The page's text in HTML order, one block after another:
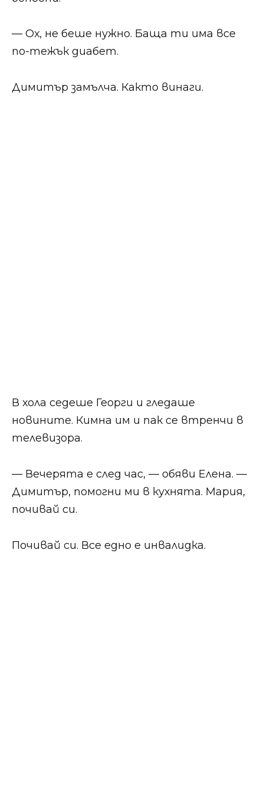
— Ох, не беше нужно. Баща ти има все
по-тежък диабет.
Димитър замълча. Както винаги.
В хола седеше Георги и гледаше
новините. Кимна им и пак се втренчи в
телевизора.
— Вечерята е след час, — обяви Елена. —
Димитър, помогни ми в кухнята. Мария,
почивай си.
Почивай си. Все едно е инвалидка.